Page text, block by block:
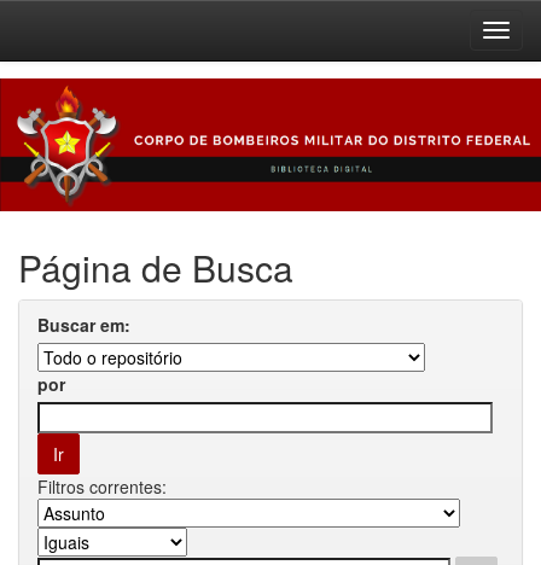
navigation
Página de Busca
Buscar em:
por
Filtros correntes: